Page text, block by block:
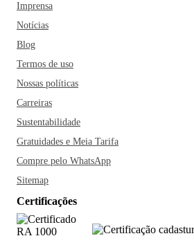
Imprensa
Notícias
Blog
Termos de uso
Nossas políticas
Carreiras
Sustentabilidade
Gratuidades e Meia Tarifa
Compre pelo WhatsApp
Sitemap
Certificações